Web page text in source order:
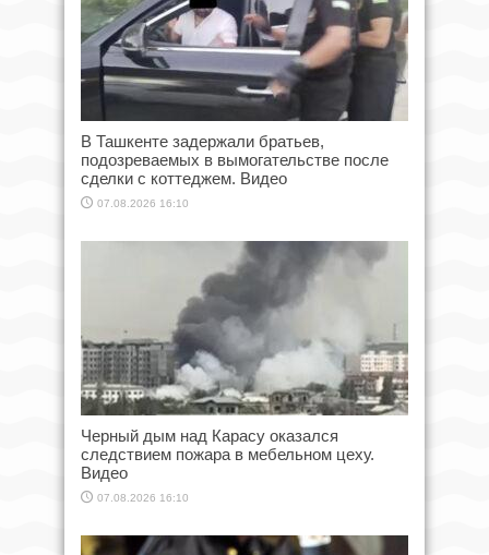
В Ташкенте задержали братьев,
подозреваемых в вымогательстве после
сделки с коттеджем. Видео
07.08.2026 16:10
Черный дым над Карасу оказался
следствием пожара в мебельном цеху.
Видео
07.08.2026 16:10